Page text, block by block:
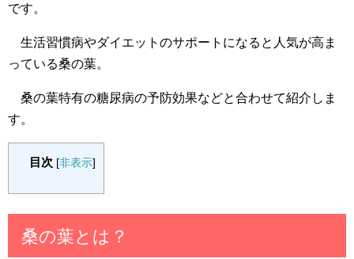
です。
生活習慣病やダイエットのサポートになると人気が高ま
っている桑の葉。
桑の葉特有の糖尿病の予防効果などと合わせて紹介しま
す。
目次 [非表示]
桑の葉とは？